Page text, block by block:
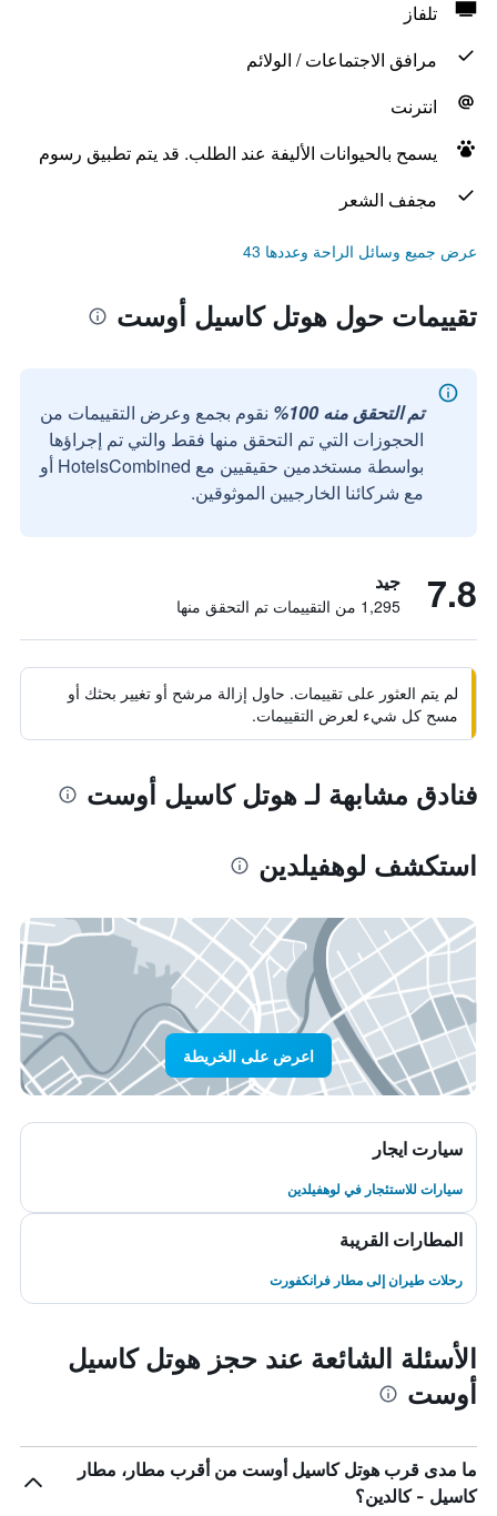
تلفاز
مرافق الاجتماعات / الولائم
انترنت
يسمح بالحيوانات الأليفة عند الطلب. قد يتم تطبيق رسوم
مجفف الشعر
عرض جميع وسائل الراحة وعددها 43
تقييمات حول هوتل كاسيل أوست
تم التحقق منه 100%
نقوم بجمع وعرض التقييمات من
الحجوزات التي تم التحقق منها فقط والتي تم إجراؤها
بواسطة مستخدمين حقيقيين مع HotelsCombined أو
مع شركائنا الخارجيين الموثوقين.
7.8 جيد
1,295 من التقييمات تم التحقق منها
لم يتم العثور على تقييمات. حاول إزالة مرشح أو تغيير بحثك أو
مسح كل شيء لعرض التقييمات.
فنادق مشابهة لـ هوتل كاسيل أوست
استكشف لوهفيلدين
اعرض على الخريطة
سيارت ايجار
سيارات للاستئجار في لوهفيلدين
المطارات القريبة
رحلات طيران إلى مطار فرانكفورت
الأسئلة الشائعة عند حجز هوتل كاسيل
أوست
ما مدى قرب هوتل كاسيل أوست من أقرب مطار، مطار
كاسيل - كالدين؟